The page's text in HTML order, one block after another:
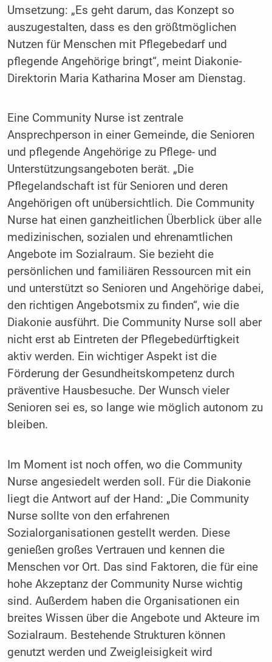
Umsetzung: „Es geht darum, das Konzept so
auszugestalten, dass es den größtmöglichen
Nutzen für Menschen mit Pflegebedarf und
pflegende Angehörige bringt“, meint Diakonie-
Direktorin Maria Katharina Moser am Dienstag.
Eine Community Nurse ist zentrale
Ansprechperson in einer Gemeinde, die Senioren
und pflegende Angehörige zu Pflege- und
Unterstützungsangeboten berät. „Die
Pflegelandschaft ist für Senioren und deren
Angehörigen oft unübersichtlich. Die Community
Nurse hat einen ganzheitlichen Überblick über alle
medizinischen, sozialen und ehrenamtlichen
Angebote im Sozialraum. Sie bezieht die
persönlichen und familiären Ressourcen mit ein
und unterstützt so Senioren und Angehörige dabei,
den richtigen Angebotsmix zu finden“, wie die
Diakonie ausführt. Die Community Nurse soll aber
nicht erst ab Eintreten der Pflegebedürftigkeit
aktiv werden. Ein wichtiger Aspekt ist die
Förderung der Gesundheitskompetenz durch
präventive Hausbesuche. Der Wunsch vieler
Senioren sei es, so lange wie möglich autonom zu
bleiben.
Im Moment ist noch offen, wo die Community
Nurse angesiedelt werden soll. Für die Diakonie
liegt die Antwort auf der Hand: „Die Community
Nurse sollte von den erfahrenen
Sozialorganisationen gestellt werden. Diese
genießen großes Vertrauen und kennen die
Menschen vor Ort. Das sind Faktoren, die für eine
hohe Akzeptanz der Community Nurse wichtig
sind. Außerdem haben die Organisationen ein
breites Wissen über die Angebote und Akteure im
Sozialraum. Bestehende Strukturen können
genutzt werden und Zweigleisigkeit wird